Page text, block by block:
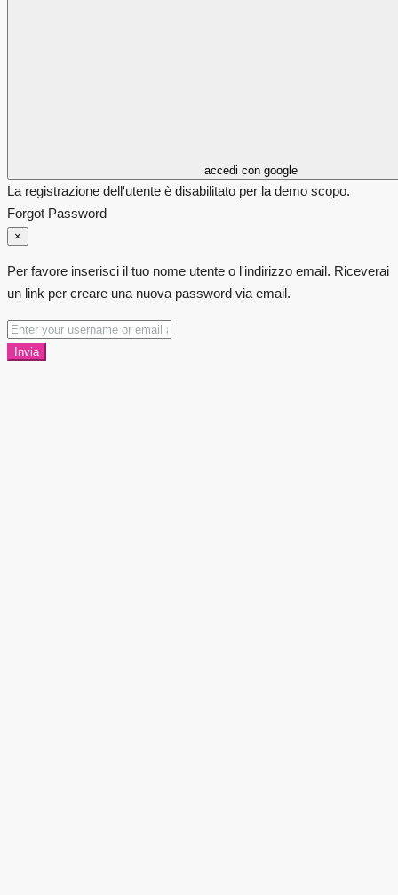
accedi con google
La registrazione dell'utente è disabilitato per la demo scopo.
Forgot Password
×
Per favore inserisci il tuo nome utente o l'indirizzo email. Riceverai
un link per creare una nuova password via email.
Invia